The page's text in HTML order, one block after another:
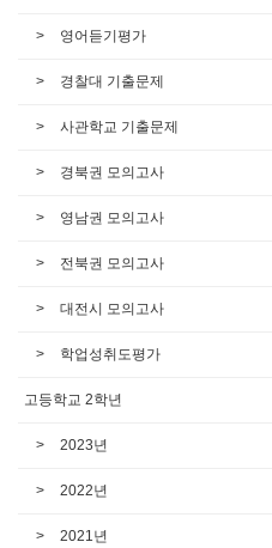
영어듣기평가
경찰대 기출문제
사관학교 기출문제
경북권 모의고사
영남권 모의고사
전북권 모의고사
대전시 모의고사
학업성취도평가
고등학교 2학년
2023년
2022년
2021년